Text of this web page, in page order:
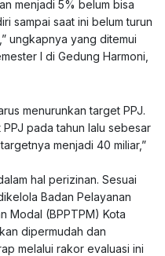
menjadi 5% belum bisa
sampai saat ini belum turun
ungkapnya yang ditemui
I di Gedung Harmoni,
menurunkan target PPJ.
pada tahun lalu sebesar
menjadi 40 miliar,”
hal perizinan. Sesuai
Badan Pelayanan
Modal (BPPTPM) Kota
dipermudah dan
melalui rakor evaluasi ini